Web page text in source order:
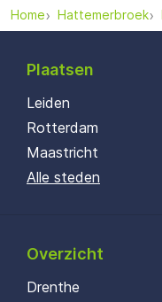
Home Hattemerbroek
Plaatsen
Leiden
Rotterdam
Maastricht
Alle steden
Overzicht
Drenthe